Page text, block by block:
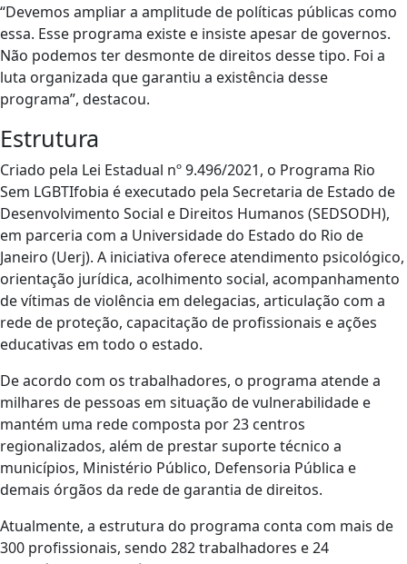
“Devemos ampliar a amplitude de políticas públicas como
essa. Esse programa existe e insiste apesar de governos.
Não podemos ter desmonte de direitos desse tipo. Foi a
luta organizada que garantiu a existência desse
programa”, destacou.
Estrutura
Criado pela Lei Estadual nº 9.496/2021, o Programa Rio
Sem LGBTIfobia é executado pela Secretaria de Estado de
Desenvolvimento Social e Direitos Humanos (SEDSODH),
em parceria com a Universidade do Estado do Rio de
Janeiro (Uerj). A iniciativa oferece atendimento psicológico,
orientação jurídica, acolhimento social, acompanhamento
de vítimas de violência em delegacias, articulação com a
rede de proteção, capacitação de profissionais e ações
educativas em todo o estado.
De acordo com os trabalhadores, o programa atende a
milhares de pessoas em situação de vulnerabilidade e
mantém uma rede composta por 23 centros
regionalizados, além de prestar suporte técnico a
municípios, Ministério Público, Defensoria Pública e
demais órgãos da rede de garantia de direitos.
Atualmente, a estrutura do programa conta com mais de
300 profissionais, sendo 282 trabalhadores e 24